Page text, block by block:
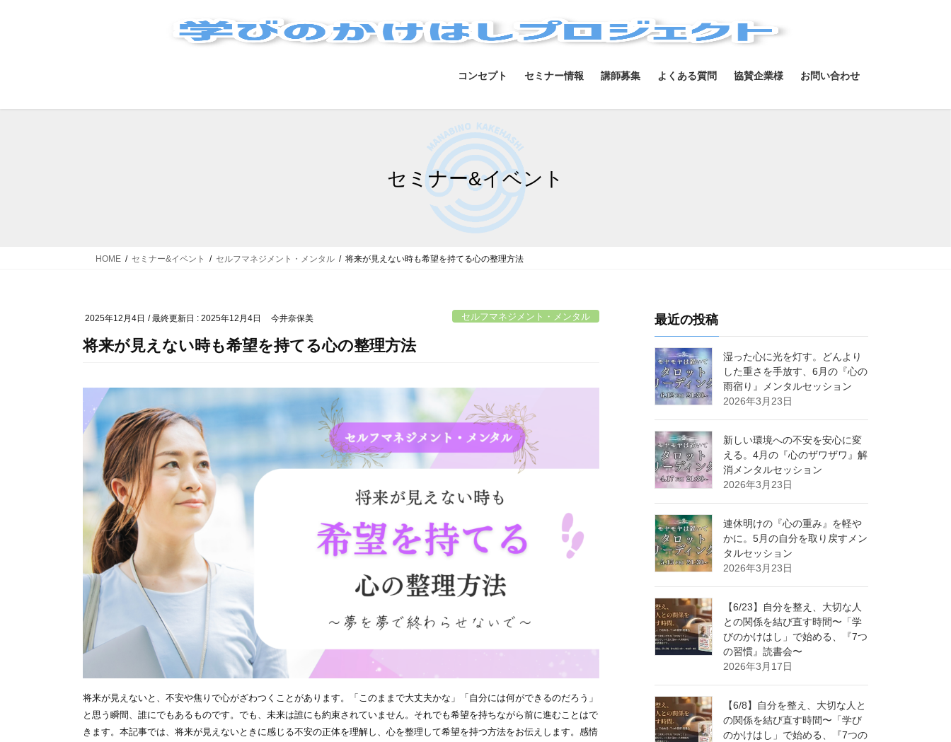
移
ン
コンセプト セミナー情報 講師募集 よくある質問 協賛企業様 お問い合わせ
セミナー&イベント
HOME セミナー&イベント セルフマネジメント・メンタル 将来が見えない時も希望を持てる心の整理方法
2025年12月4日 / 最終更新日 : 2025年12月4日 今井奈保美 セルフマネジメント・メンタル
将来が見えない時も希望を持てる心の整理方法
将来が見えないと、不安や焦りで心がざわつくことがあります。「このままで大丈夫かな」「自分には何ができるのだろう」
と思う瞬間、誰にでもあるものです。でも、未来は誰にも約束されていません。それでも希望を持ちながら前に進むことはで
きます。本記事では、将来が見えないときに感じる不安の正体を理解し、心を整理して希望を持つ方法をお伝えします。感情
最近の投稿
湿った心に光を灯す。どんより
した重さを手放す、6月の『心の
雨宿り』メンタルセッション
2026年3月23日
新しい環境への不安を安心に変
える。4月の『心のザワザワ』解
消メンタルセッション
2026年3月23日
連休明けの『心の重み』を軽や
かに。5月の自分を取り戻すメン
タルセッション
2026年3月23日
【6/23】自分を整え、大切な人
との関係を結び直す時間〜「学
びのかけはし」で始める、『7つ
の習慣』読書会〜
2026年3月17日
【6/8】自分を整え、大切な人と
の関係を結び直す時間〜「学び
のかけはし」で始める、『7つの